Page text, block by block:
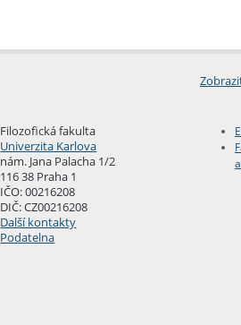
Filozofická fakulta
Univerzita Karlova
nám. Jana Palacha 1/2
116 38 Praha 1
IČO: 00216208
DIČ: CZ00216208
Další kontakty
Podatelna